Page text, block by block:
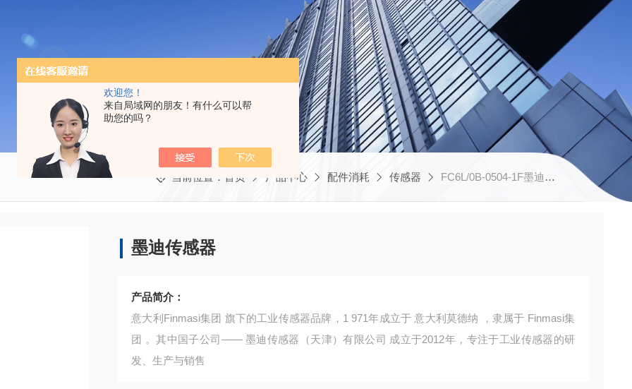
欢迎您！
来自局域网的朋友！有什么可以帮
助您的吗？
当前位置： 首页 产品中心 配件消耗 传感器 FC6L/0B-0504-1F墨迪传感器
墨迪传感器
产品简介：
意大利Finmasi集团 旗下的工业传感器品牌，1 971年成立于 意大利莫德纳 ，隶属于 Finmasi集
团 。其中国子公司—— 墨迪传感器（天津）有限公司 成立于2012年，专注于工业传感器的研
发、生产与销售